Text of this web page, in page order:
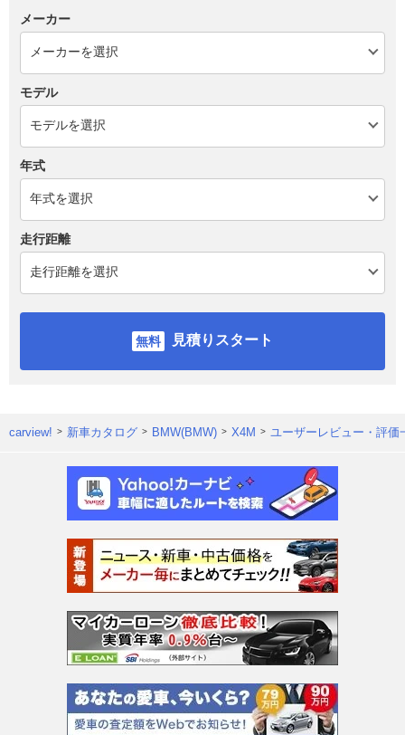
メーカー
モデル
年式
走行距離
見積りスタート
carview! 新車カタログ BMW(BMW) X4M ユーザーレビュー・評価